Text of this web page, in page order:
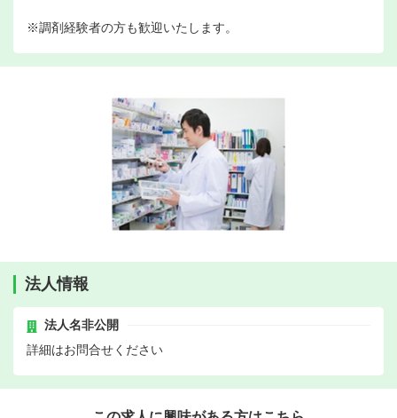
※調剤経験者の方も歓迎いたします。
法人情報
法人名非公開
詳細はお問合せください